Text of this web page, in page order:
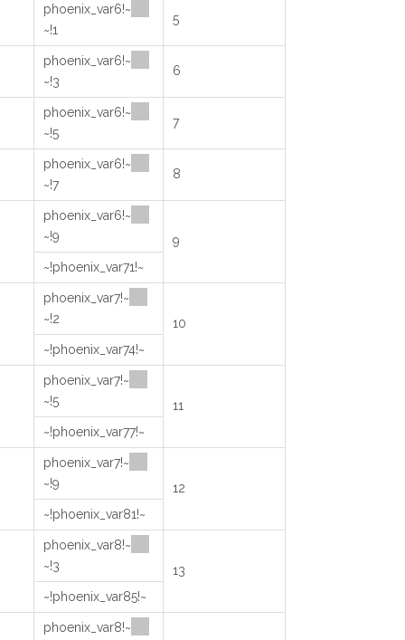
5
~!phoenix_var6
1!~
6
~!phoenix_var6
3!~
7
~!phoenix_var6
5!~
8
~!phoenix_var6
7!~
9
~!phoenix_var6
9!~
~!phoenix_var71!~
10
~!phoenix_var7
2!~
~!phoenix_var74!~
11
~!phoenix_var7
5!~
~!phoenix_var77!~
12
~!phoenix_var7
9!~
~!phoenix_var81!~
13
~!phoenix_var8
3!~
~!phoenix_var85!~
~!phoenix_var8